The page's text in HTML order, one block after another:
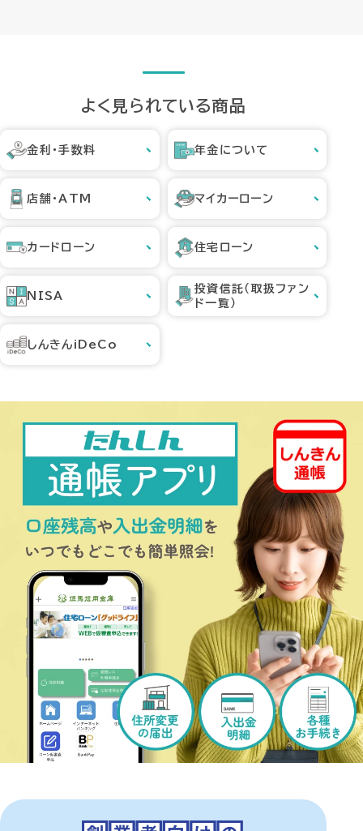
よく見られている商品
金利・手数料 年金について
店舗・ATM マイカーローン
カードローン 住宅ローン
NISA
投資信託（取扱ファン
ド一覧）
しんきんiDeCo